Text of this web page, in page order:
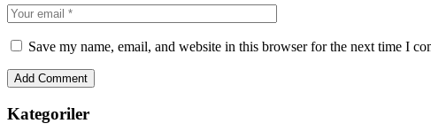
Save my name, email, and website in this browser for the next time I
Kategoriler